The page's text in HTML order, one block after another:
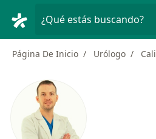
¿Qué estás buscando?
Página De Inicio Urólogo Cali